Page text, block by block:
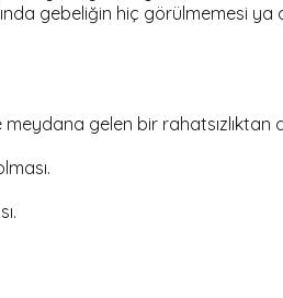
gebeliğin hiç görülmemesi
gelen bir